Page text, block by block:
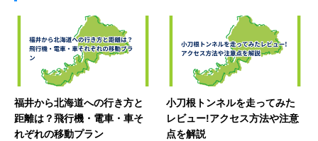
福井から北海道への行き方と
距離は？飛行機・電車・車そ
れぞれの移動プラン
小刀根トンネルを走ってみた
レビュー!アクセス方法や注意
点を解説